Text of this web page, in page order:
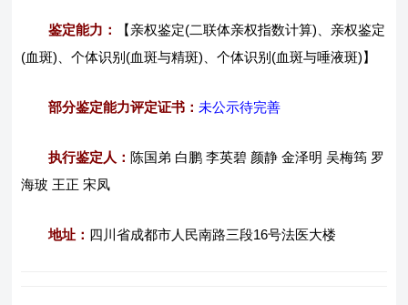
鉴定能力：
【亲权鉴定(二联体亲权指数计算)、亲权鉴定
(血斑)、个体识别(血斑与精斑)、个体识别(血斑与唾液斑)】
部分鉴定能力评定证书：未公示待完善
执行鉴定人： 陈国弟 白鹏 李英碧 颜静 金泽明 吴梅筠 罗
海玻 王正 宋凤
地址： 四川省成都市人民南路三段16号法医大楼